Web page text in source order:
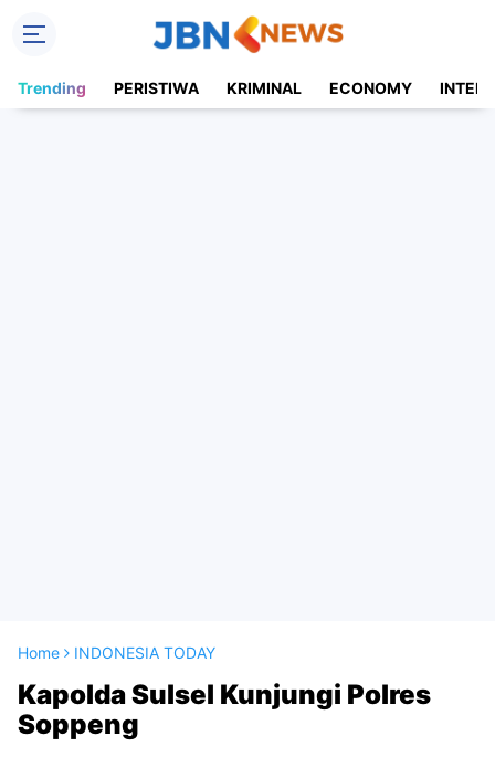
Trending PERISTIWA KRIMINAL ECONOMY
Home INDONESIA TODAY
Kapolda Sulsel Kunjungi Polres
Soppeng